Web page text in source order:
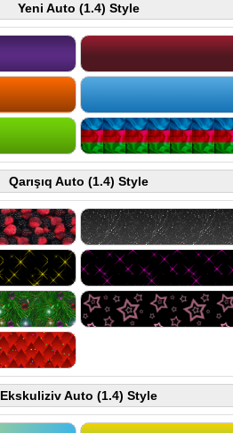
Yeni Auto (1.4) Style
Qarışıq Auto (1.4) Style
Ekskuliziv Auto (1.4) Style